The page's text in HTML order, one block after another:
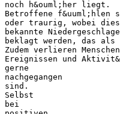
noch h&ouml;her liegt.
Betroffene f&uuml;hlen
oder traurig, wobei
bekannte
beklagt werden, das als
Zudem verlieren
Ereignissen und
gerne
nachgegangen
sind.
Selbst
bei